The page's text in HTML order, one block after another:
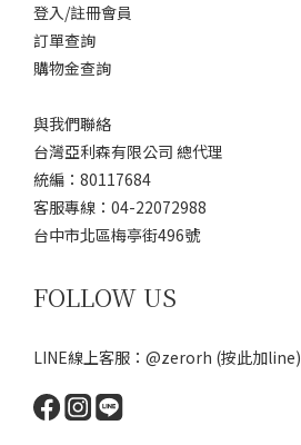
登入/註冊會員
訂單查詢
購物金查詢
與我們聯絡
台灣亞利森有限公司 總代理
統編：80117684
客服專線：04-22072988
台中市北區梅亭街496號
FOLLOW US
LINE線上客服：@zerorh (按此加line)